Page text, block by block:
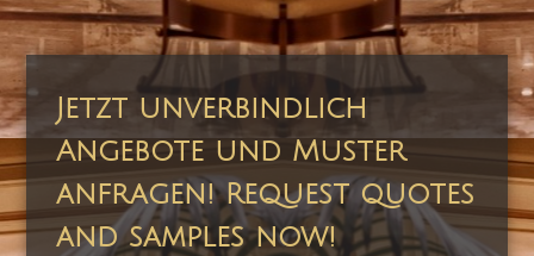
Jetzt unverbindlich
Angebote und Muster
anfragen! Request quotes
and samples now!